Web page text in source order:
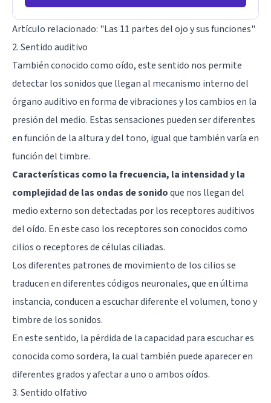
Artículo relacionado: "Las 11 partes del ojo y sus funciones"
2. Sentido auditivo
También conocido como oído, este sentido nos permite
detectar los sonidos que llegan al mecanismo interno del
órgano auditivo en forma de vibraciones y los cambios en la
presión del medio. Estas sensaciones pueden ser diferentes
en función de la altura y del tono, igual que también varía en
función del timbre.
Características como la frecuencia, la intensidad y la
complejidad de las ondas de sonidoque nos llegan del
medio externo son detectadas por los receptores auditivos
del oído. En este caso los receptores son conocidos como
cilios o receptores de células ciliadas.
Los diferentes patrones de movimiento de los cilios se
traducen en diferentes códigos neuronales, que en última
instancia, conducen a escuchar diferente el volumen, tono y
timbre de los sonidos.
En este sentido, la pérdida de la capacidad para escuchar es
conocida como sordera, la cual también puede aparecer en
diferentes grados y afectar a uno o ambos oídos.
3. Sentido olfativo